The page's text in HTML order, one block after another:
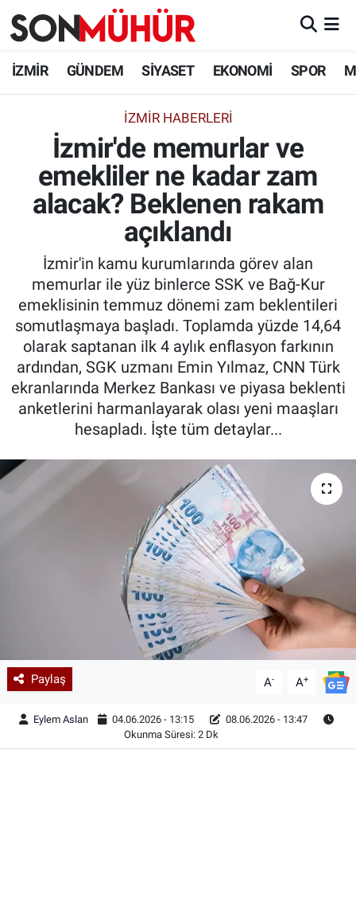
İZMİR GÜNDEM SİYASET EKONOMİ SPOR
İZMIR HABERLERI
İzmir'de memurlar ve
emekliler ne kadar zam
alacak? Beklenen rakam
açıklandı
İzmir'in kamu kurumlarında görev alan
memurlar ile yüz binlerce SSK ve Bağ-Kur
emeklisinin temmuz dönemi zam beklentileri
somutlaşmaya başladı. Toplamda yüzde 14,64
olarak saptanan ilk 4 aylık enflasyon farkının
ardından, SGK uzmanı Emin Yılmaz, CNN Türk
ekranlarında Merkez Bankası ve piyasa beklenti
anketlerini harmanlayarak olası yeni maaşları
hesapladı. İşte tüm detaylar...
Paylaş A- A+
Eylem Aslan 04.06.2026 - 13:15
08.06.2026 - 13:47
Okunma Süresi: 2 Dk
İzmir Nöbetçi Eczaneler
İzmir Namaz Vakitleri
İzmir Trafik Yoğunluk Haritası
Süper Lig Puan Durumu ve Fikstür
Tüm Manşetler
Son Dakika Haberleri
Haber Arşivi